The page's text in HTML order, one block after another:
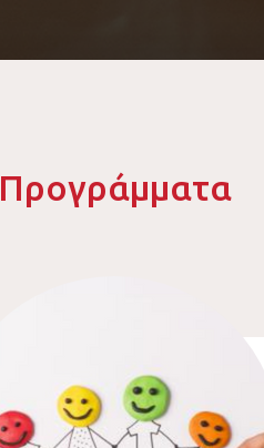
Προγράμματα